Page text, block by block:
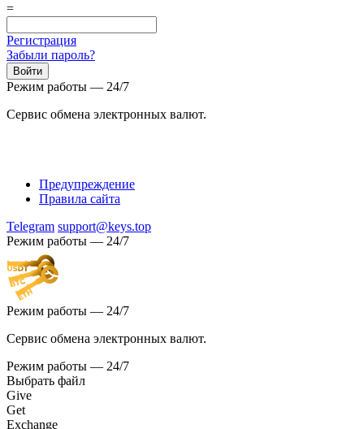
=
Регистрация
Забыли пароль?
Режим работы — 24/7
Сервис обмена электронных валют.
Предупреждение
Правила сайта
Telegram support@keys.top
Режим работы — 24/7
Режим работы — 24/7
Сервис обмена электронных валют.
Режим работы — 24/7
Выбрать файл
Give
Get
Exchange